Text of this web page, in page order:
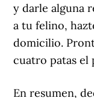
y darle alguna
a tu felino,
domicilio.
cuatro patas el
En resumen,